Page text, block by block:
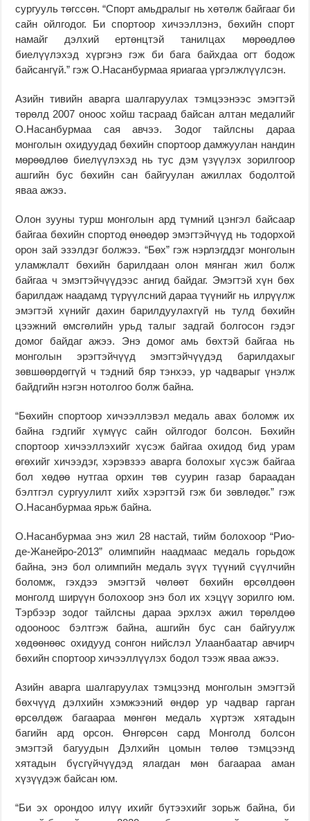
сургууль төгссөн. “Спорт амьдралыг нь хөтөлж байгааг би
сайн ойлгодог. Би спортоор хичээллэнэ, бөхийн спорт
намайг дэлхий ертөнцтэй танилцах мөрөөдлөө
биелүүлэхэд хүргэнэ гэж би бага байхдаа огт бодож
байсангүй.” гэж О.Насанбурмаа яриагаа үргэлжлүүлсэн.
Азийн тивийн аварга шалгаруулах тэмцээнээс эмэгтэй
төрөлд 2007 оноос хойш тасраад байсан алтан медалийг
О.Насанбурмаа сая авчээ. Зодог тайлсны дараа
монголын охидуудад бөхийн спортоор дамжуулан нандин
мөрөөдлөө биелүүлэхэд нь тус дэм үзүүлэх зорилгоор
ашгийн бус бөхийн сан байгуулан ажиллах бодолтой
яваа ажээ.
Олон зууны турш монголын ард түмний цэнгэл байсаар
байгаа бөхийн спортод өнөөдөр эмэгтэйчүүд нь тодорхой
орон зай эзэлдэг болжээ. “Бөх” гэж нэрлэгддэг монголын
уламжлалт бөхийн барилдаан олон мянган жил болж
байгаа ч эмэгтэйчүүдээс ангид байдаг. Эмэгтэй хүн бөх
барилдаж наадамд түрүүлсний дараа түүнийг нь илрүүлж
эмэгтэй хүнийг дахин барилдуулахгүй нь тулд бөхийн
цээжний өмсгөлийн урьд талыг задгай болгосон гэдэг
домог байдаг ажээ. Энэ домог амь бөхтэй байгаа нь
монголын эрэгтэйчүүд эмэгтэйчүүдэд барилдахыг
зөвшөөрдөггүй ч тэдний бяр тэнхээ, ур чадварыг үнэлж
байдгийн нэгэн нотолгоо болж байна.
“Бөхийн спортоор хичээллэвэл медаль авах боломж их
байна гэдгийг хүмүүс сайн ойлгодог болсон. Бөхийн
спортоор хичээллэхийг хүсэж байгаа охидод бид урам
өгөхийг хичээдэг, хэрэвзээ аварга болохыг хүсэж байгаа
бол хөдөө нутгаа орхин төв суурин газар бараадан
бэлтгэл сургуулилт хийх хэрэгтэй гэж би зөвлөдөг.” гэж
О.Насанбурмаа ярьж байна.
О.Насанбурмаа энэ жил 28 настай, тийм болохоор “Рио-
де-Жанейро-2013” олимпийн наадмаас медаль горьдож
байна, энэ бол олимпийн медаль зүүх түүний сүүлчийн
боломж, гэхдээ эмэгтэй чөлөөт бөхийн өрсөлдөөн
монголд ширүүн болохоор энэ бол их хэцүү зорилго юм.
Тэрбээр зодог тайлсны дараа эрхлэх ажил төрөлдөө
одооноос бэлтгэж байна, ашгийн бус сан байгуулж
хөдөөнөөс охидууд сонгон нийслэл Улаанбаатар авчирч
бөхийн спортоор хичээллүүлэх бодол тээж яваа ажээ.
Азийн аварга шалгаруулах тэмцээнд монголын эмэгтэй
бөхчүүд дэлхийн хэмжээний өндөр ур чадвар гарган
өрсөлдөж багаараа мөнгөн медаль хүртэж хятадын
багийн ард орсон. Өнгөрсөн сард Монголд болсон
эмэгтэй багуудын Дэлхийн цомын төлөө тэмцээнд
хятадын бүсгүйчүүдэд ялагдан мөн багаараа аман
хүзүүдэж байсан юм.
“Би эх орондоо илүү ихийг бүтээхийг зорьж байна, би